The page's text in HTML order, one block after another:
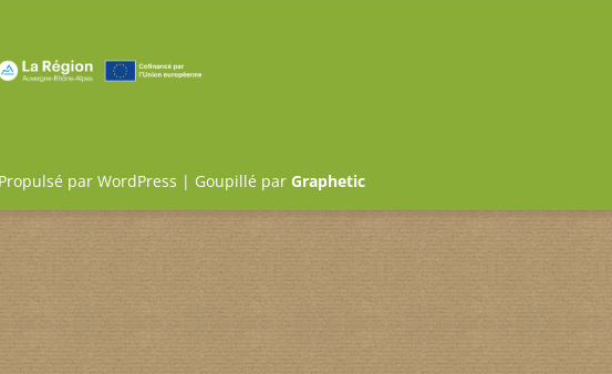
Propulsé par WordPress | Goupillé parGraphetic